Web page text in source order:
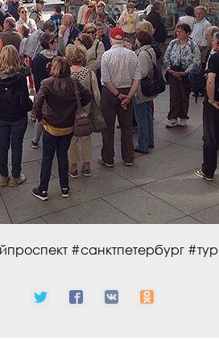
#санктпетербург